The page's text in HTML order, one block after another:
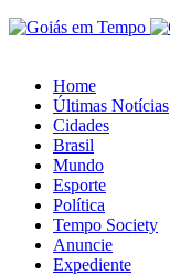
Home
Últimas Notícias
Cidades
Brasil
Mundo
Esporte
Política
Tempo Society
Anuncie
Expediente